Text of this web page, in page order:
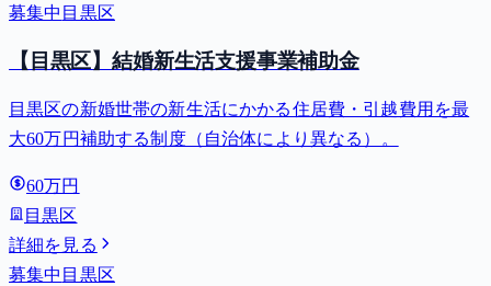
募集中 目黒区
【目黒区】結婚新生活支援事業補助金
目黒区の新婚世帯の新生活にかかる住居費・引越費用を最
大60万円補助する制度（自治体により異なる）。
60万円
目黒区
詳細を見る
募集中 目黒区